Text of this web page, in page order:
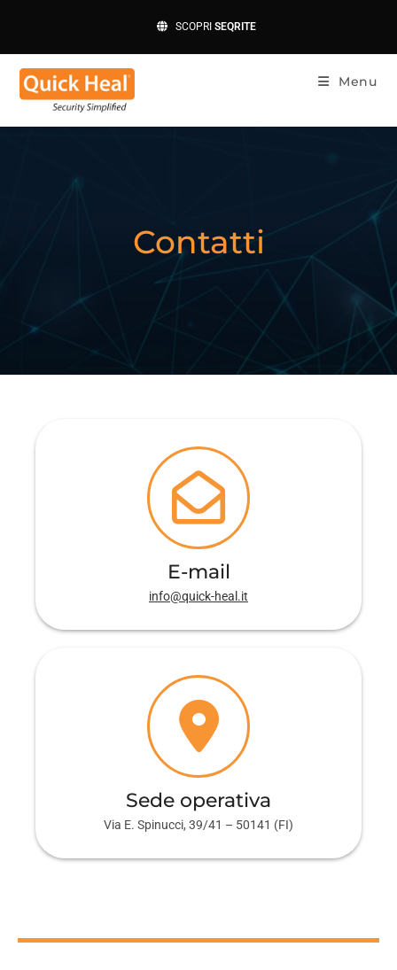
SCOPRI SEQRITE
Menu
Contatti
E-mail
info@quick-heal.it
Sede operativa
Via E. Spinucci, 39/41 – 50141 (FI)